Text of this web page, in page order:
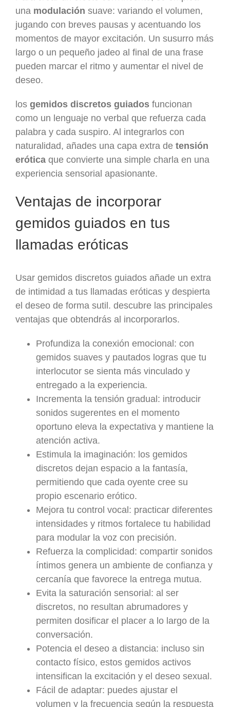
una modulación suave: variando el volumen,
jugando con breves pausas y acentuando los
momentos de mayor excitación. Un susurro más
largo o un pequeño jadeo al final de una frase
pueden marcar el ritmo y aumentar el nivel de
deseo.
los gemidos discretos guiados funcionan
como un lenguaje no verbal que refuerza cada
palabra y cada suspiro. Al integrarlos con
naturalidad, añades una capa extra de tensión
erótica que convierte una simple charla en una
experiencia sensorial apasionante.
Ventajas de incorporar
gemidos guiados en tus
llamadas eróticas
Usar gemidos discretos guiados añade un extra
de intimidad a tus llamadas eróticas y despierta
el deseo de forma sutil. descubre las principales
ventajas que obtendrás al incorporarlos.
Profundiza la conexión emocional: con
gemidos suaves y pautados logras que tu
interlocutor se sienta más vinculado y
entregado a la experiencia.
Incrementa la tensión gradual: introducir
sonidos sugerentes en el momento
oportuno eleva la expectativa y mantiene la
atención activa.
Estimula la imaginación: los gemidos
discretos dejan espacio a la fantasía,
permitiendo que cada oyente cree su
propio escenario erótico.
Mejora tu control vocal: practicar diferentes
intensidades y ritmos fortalece tu habilidad
para modular la voz con precisión.
Refuerza la complicidad: compartir sonidos
íntimos genera un ambiente de confianza y
cercanía que favorece la entrega mutua.
Evita la saturación sensorial: al ser
discretos, no resultan abrumadores y
permiten dosificar el placer a lo largo de la
conversación.
Potencia el deseo a distancia: incluso sin
contacto físico, estos gemidos activos
intensifican la excitación y el deseo sexual.
Fácil de adaptar: puedes ajustar el
volumen y la frecuencia según la respuesta